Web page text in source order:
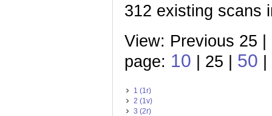
312 existing scans
View: Previous 25 |
page: 10 | 25 | 50
1 (1r)
2 (1v)
3 (2r)